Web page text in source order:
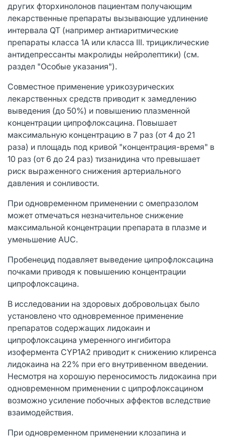
других фторхинолонов пациентам получающим
лекарственные препараты вызывающие удлинение
интервала QT (например антиаритмические
препараты класса 1А или класса III. трициклические
антидепрессанты макролиды нейролептики) (см.
раздел "Особые указания").
Совместное применение урикозурических
лекарственных средств приводит к замедлению
выведения (до 50%) и повышению плазменной
концентрации ципрофлоксацина. Повышает
максимальную концентрацию в 7 раз (от 4 до 21
раза) и площадь под кривой "концентрация-время" в
10 раз (от 6 до 24 раз) тизанидина что превышает
риск выраженного снижения артериального
давления и сонливости.
При одновременном применении с омепразолом
может отмечаться незначительное снижение
максимальной концентрации препарата в плазме и
уменьшение AUC.
Пробенецид подавляет выведение ципрофлоксацина
почками приводя к повышению концентрации
ципрофлоксацина.
В исследовании на здоровых добровольцах было
установлено что одновременное применение
препаратов содержащих лидокаин и
ципрофлоксацина умеренного ингибитора
изофермента CYP1A2 приводит к снижению клиренса
лидокаина на 22% при его внутривенном введении.
Несмотря на хорошую переносимость лидокаина при
одновременном применении с ципрофлоксацином
возможно усиление побочных аффектов вследствие
взаимодействия.
При одновременном применении клозапина и